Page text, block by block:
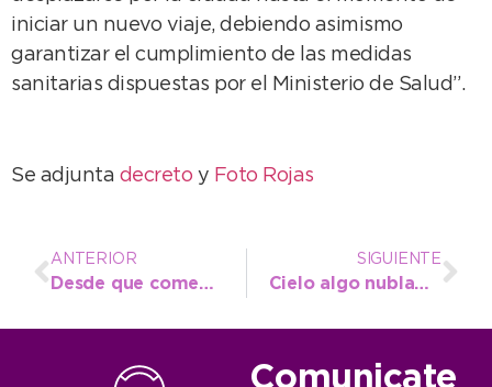
iniciar un nuevo viaje, debiendo asimismo
garantizar el cumplimiento de las medidas
sanitarias dispuestas por el Ministerio de Salud”.
Se adjunta decreto y Foto Rojas
ANTERIOR
Desde que comenzó la cuarentena, se registraron más de 2000 infracciones
SIGUIENTE
Cielo algo nublado, vientos del sur y máxima de 18° para hoy
Comunicate